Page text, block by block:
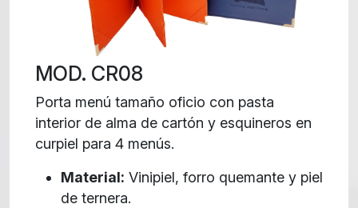
MOD. CR08
Porta menú tamaño oficio con pasta
interior de alma de cartón y esquineros en
curpiel para 4 menús.
Material: Vinipiel, forro quemante y piel
de ternera.